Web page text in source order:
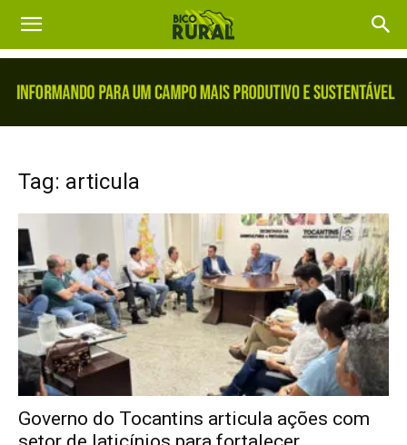
Tag: articula
Governo do Tocantins articula ações com